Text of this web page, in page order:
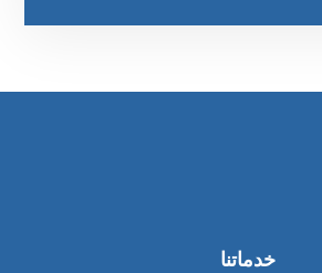
خدماتنا